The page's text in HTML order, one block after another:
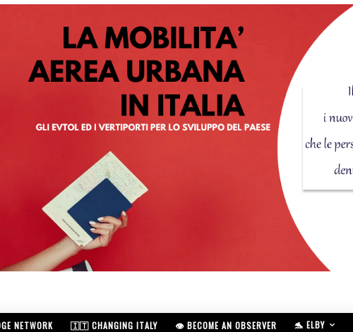
NETWORK 🇮🇹 CHANGING ITALY 👁️ BECOME AN OBSERVER 🐬 ELBY